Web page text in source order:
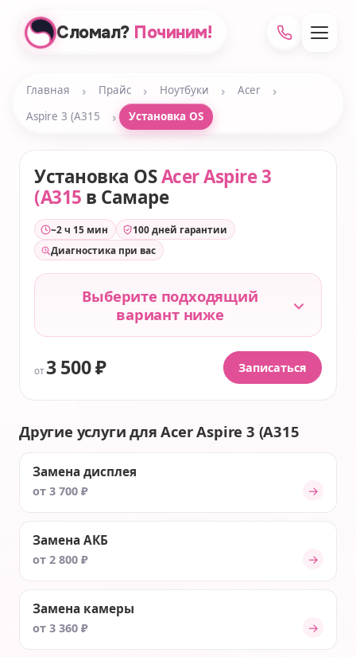
Сломал? Починим!
Главная › Прайс › Ноутбуки › Acer ›
Aspire 3 (A315 › Установка OS
Установка OSAcer Aspire 3
(A315 в Самаре
~2 ч 15 мин
100 дней гарантии
Диагностика при вас
Выберите подходящий
вариант ниже
от 3 500 ₽ Записаться
Другие услуги для Acer Aspire 3 (A315
Замена дисплея
от 3 700 ₽ →
Замена АКБ
от 2 800 ₽ →
Замена камеры
от 3 360 ₽ →